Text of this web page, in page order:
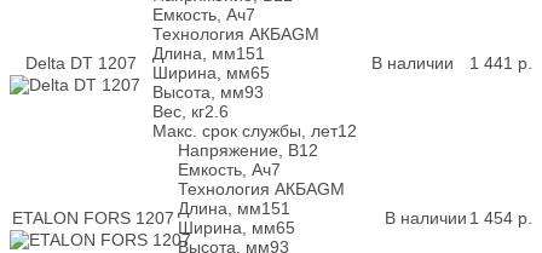
Delta DT 1207
Емкость, Ач7
Технология АКБAGM
Длина, мм151
Ширина, мм65
Высота, мм93
Вес, кг2.6
Макс. срок службы, лет12
В наличии 1 441 р.
ETALON FORS 1207
Напряжение, В12
Емкость, Ач7
Технология АКБAGM
Длина, мм151
Ширина, мм65
Высота, мм93
В наличии 1 454 р.